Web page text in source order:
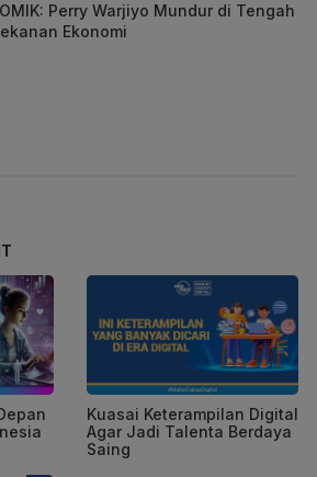
Perry Warjiyo Mundur di Tengah
Ekonomi
Kuasai Keterampilan Digital
Agar Jadi Talenta Berdaya
Saing